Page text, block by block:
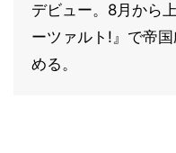
デビュー。8月から
ーツァルト!』で帝
める。